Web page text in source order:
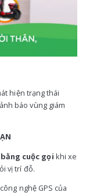
hiện trạng thái
báo vùng giám
bằng cuộc gọi khi xe
vị trí đỗ.
nghệ GPS của